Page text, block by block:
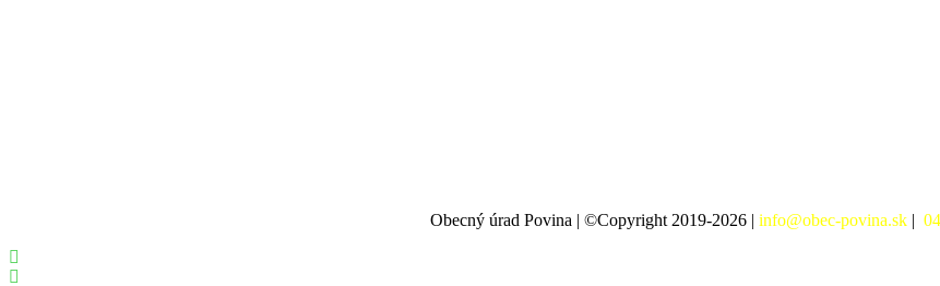
Obecný úrad Povina | ©Copyright 2019-2026 | info@obec-povina.sk |